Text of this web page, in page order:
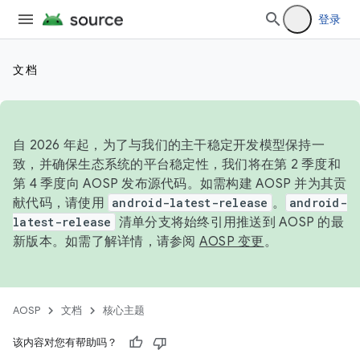
登录
文档
自 2026 年起，为了与我们的主干稳定开发模型保持一
致，并确保生态系统的平台稳定性，我们将在第 2 季度和
第 4 季度向 AOSP 发布源代码。如需构建 AOSP 并为其贡
献代码，请使用 android-latest-release 。
android-
latest-release 清单分支将始终引用推送到 AOSP 的最
新版本。如需了解详情，请参阅 AOSP 变更。
AOSP 文档 核心主题
该内容对您有帮助吗？